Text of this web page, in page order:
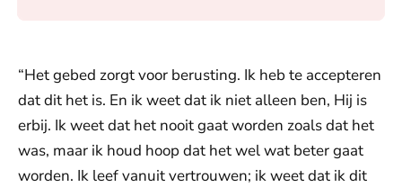
“Het gebed zorgt voor berusting. Ik heb te accepteren
dat dit het is. En ik weet dat ik niet alleen ben, Hij is
erbij. Ik weet dat het nooit gaat worden zoals dat het
was, maar ik houd hoop dat het wel wat beter gaat
worden. Ik leef vanuit vertrouwen; ik weet dat ik dit